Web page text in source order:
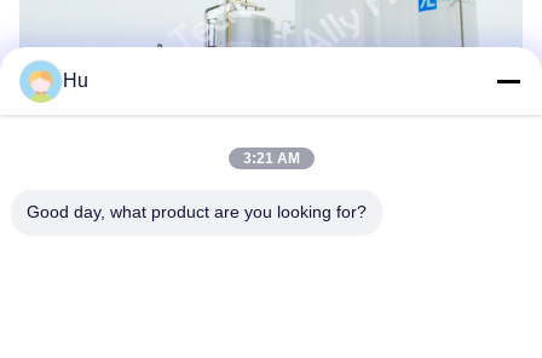
Hu
3:21 AM
Good day, what product are you looking for?